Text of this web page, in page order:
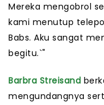
Mereka mengobrol
kami menutup
Babs. Aku sangat
begitu.`"
Barbra Streisand
mengundangnya